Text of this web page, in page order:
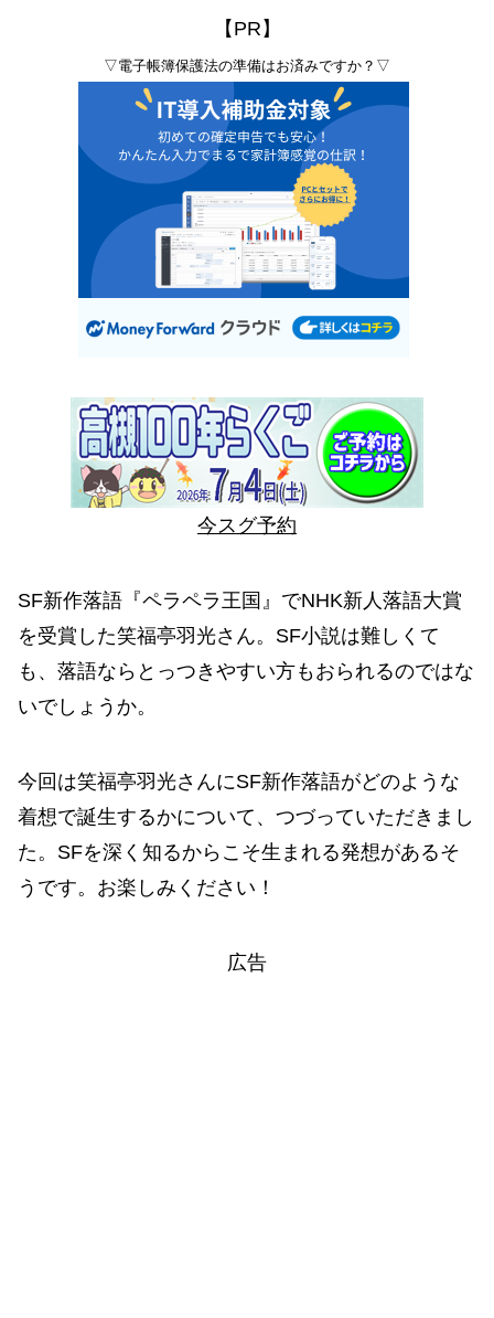
【PR】
▽電子帳簿保護法の準備はお済みですか？▽
今スグ予約
SF新作落語『ペラペラ王国』でNHK新人落語大賞
を受賞した笑福亭羽光さん。SF小説は難しくて
も、落語ならとっつきやすい方もおられるのではな
いでしょうか。
今回は笑福亭羽光さんにSF新作落語がどのような
着想で誕生するかについて、つづっていただきまし
た。SFを深く知るからこそ生まれる発想があるそ
うです。お楽しみください！
広告